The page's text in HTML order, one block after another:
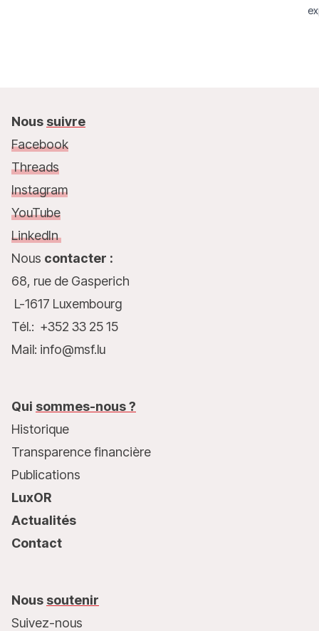
Nous suivre
Facebook
Threads
Instagram
YouTube
LinkedIn
Nous contacter :
68, rue de Gasperich
L-1617 Luxembourg
Tél.: +352 33 25 15
Mail: info@msf.lu
Qui sommes-nous ?
Historique
Transparence financière
Publications
LuxOR
Actualités
Contact
Nous soutenir
Suivez-nous